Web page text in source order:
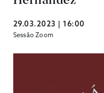
29.03.2023 | 16:00
Sessão Zoom